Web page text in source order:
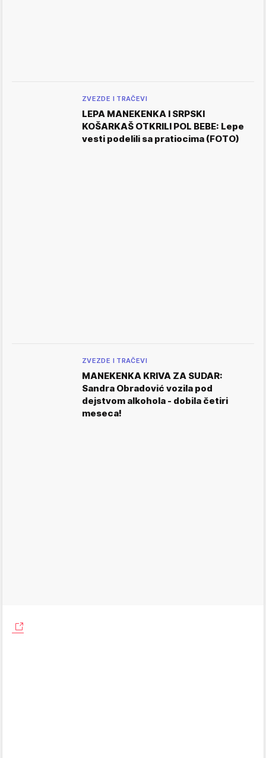
ZVEZDE I TRAČEVI
LEPA MANEKENKA I SRPSKI
KOŠARKAŠ OTKRILI POL BEBE: Lepe
vesti podelili sa pratiocima (FOTO)
ZVEZDE I TRAČEVI
MANEKENKA KRIVA ZA SUDAR:
Sandra Obradović vozila pod
dejstvom alkohola - dobila četiri
meseca!